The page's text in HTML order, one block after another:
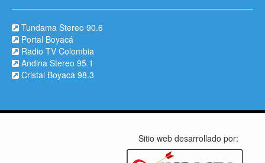
Tundama Stereo 90.6
Portal Boyacá
Radio TV Colombia
Andina Stereo 95.1
Cristal Boyacá 98.3
Sitio web desarrollado por: